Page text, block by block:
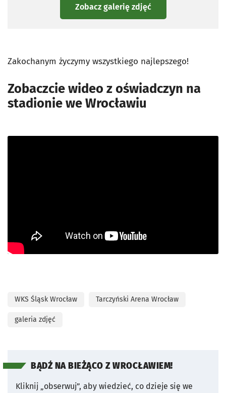
Zobacz galerię zdjęć
Zakochanym życzymy wszystkiego najlepszego!
Zobaczcie wideo z oświadczyn na
stadionie we Wrocławiu
WKS Śląsk Wrocław Tarczyński Arena Wrocław
galeria zdjęć
BĄDŹ NA BIEŻĄCO Z WROCŁAWIEM!
Kliknij „obserwuj”, aby wiedzieć, co dzieje się we